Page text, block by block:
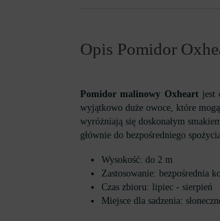
Opis Pomidor
Pomidor malinowy Oxheart jest
wyjątkowo duże owoce, które
wyróżniają się doskonałym
głównie do bezpośredniego
Wysokość: do 2 m
Zastosowanie: bezpośrednia
Czas zbioru: lipiec - sierpień
Miejsce dla sadzenia: